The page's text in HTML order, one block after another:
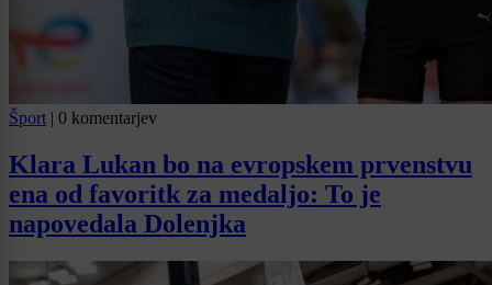
Šport | 0 komentarjev
Klara Lukan bo na evropskem prvenstvu
ena od favoritk za medaljo: To je
napovedala Dolenjka